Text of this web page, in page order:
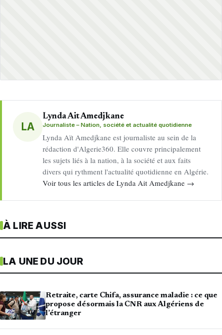
LA
Lynda Ait Amedjkane
Journaliste – Nation, société et actualité quotidienne
Lynda Aït Amedjkane est journaliste au sein de la
rédaction d'Algerie360. Elle couvre principalement
les sujets liés à la nation, à la société et aux faits
divers qui rythment l'actualité quotidienne en Algérie.
Voir tous les articles de Lynda Ait Amedjkane →
À LIRE AUSSI
LA UNE DU JOUR
Retraite, carte Chifa, assurance maladie : ce que
propose désormais la CNR aux Algériens de
l’étranger